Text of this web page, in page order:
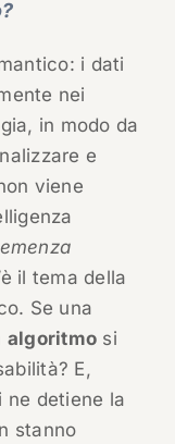
i dati
nei
in modo da
e
viene
il tema della
Se una
algoritmo si
E,
ne detiene la
stanno